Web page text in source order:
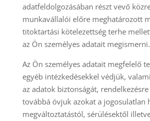
adatfeldolgozásában részt vevő
munkavállalói előre meghatározott
titoktartási kötelezettség terhe
az Ön személyes adatait megismerni.
Az Ön személyes adatait megfelelő
egyéb intézkedésekkel védjük,
az adatok biztonságát, rendelkezésre
továbbá óvjuk azokat a jogosulatlan
megváltoztatástól, sérülésektől